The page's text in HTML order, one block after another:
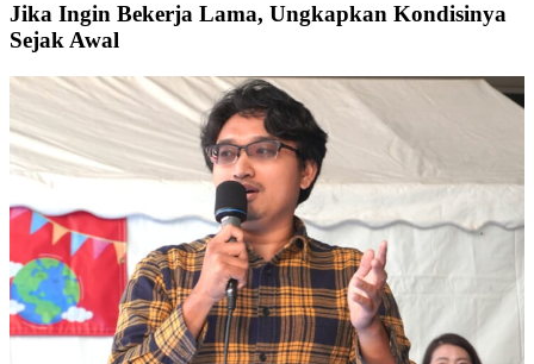
Jika Ingin Bekerja Lama, Ungkapkan Kondisinya
Sejak Awal